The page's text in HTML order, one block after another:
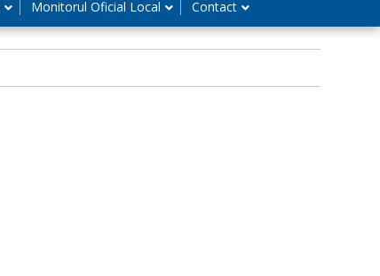
Monitorul Oficial Local Contact